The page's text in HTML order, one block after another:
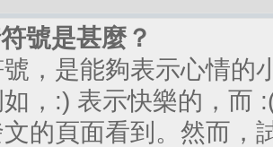
號是甚麼？
，是能夠表示心情的
，:) 表示快樂的，而
文的頁面看到。然而，